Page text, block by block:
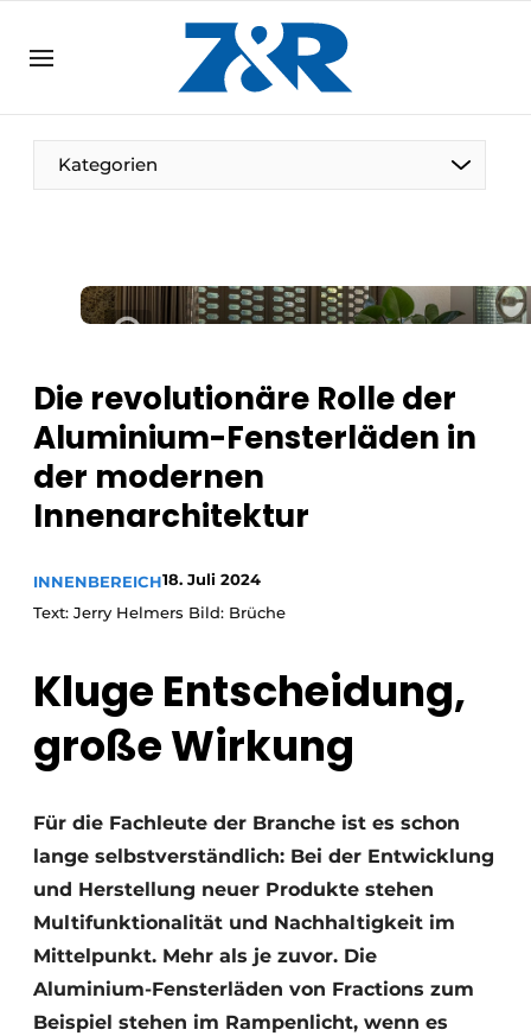
DE EN
DE
Kategorien
Die revolutionäre Rolle der
Aluminium-Fensterläden in
der modernen
Innenarchitektur
INNENBEREICH18. Juli 2024
Text: Jerry Helmers Bild: Brüche
Kluge Entscheidung,
große Wirkung
Für die Fachleute der Branche ist es schon
lange selbstverständlich: Bei der Entwicklung
und Herstellung neuer Produkte stehen
Multifunktionalität und Nachhaltigkeit im
Mittelpunkt. Mehr als je zuvor. Die
Aluminium-Fensterläden von Fractions zum
Beispiel stehen im Rampenlicht, wenn es